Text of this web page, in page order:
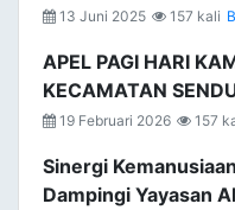
13 Juni 2025 157 kali
APEL PAGI HARI
KECAMATAN
19 Februari 2026 157
Sinergi
Dampingi Yayasan